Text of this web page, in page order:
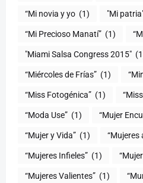
“Mi novia y yo (1) "Mi
“Mi Precioso Manatí” (1)
"Miami Salsa Congress 2015"
“Miércoles de Frías” (1)
“Miss Fotogénica” (1)
“Moda Use” (1) “Mujer
(1) “Mujeres
“Mujeres Infieles” (1)
“Mujeres Valientes” (1)